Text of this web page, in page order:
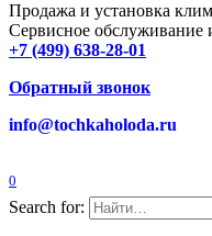
Продажа и установка
Сервисное обслуживание
+7 (499) 638-28-01
Обратный звонок
info@tochkaholoda.ru
0
Search for: